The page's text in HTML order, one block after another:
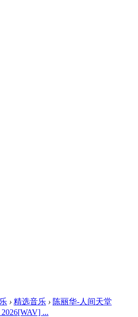
› 精选音乐 › 陈丽华-人间天堂
...